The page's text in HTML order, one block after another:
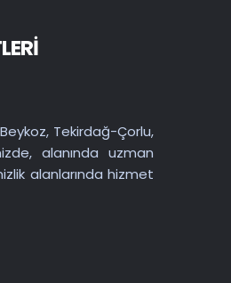
Tekirdağ-Çorlu,
alanında uzman
alanlarında hizmet